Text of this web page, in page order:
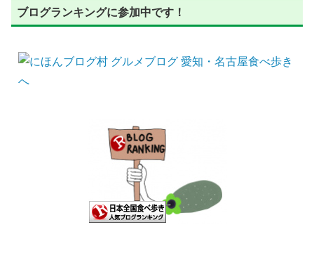
ブログランキングに参加中です！